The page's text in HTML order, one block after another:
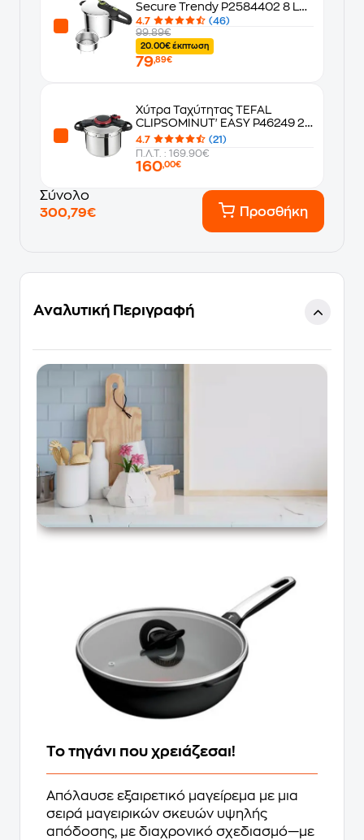
Secure Trendy P2584402 8 L
Inox
4.7
(46)
99.89€
20.00€ έκπτωση
79,89€
Χύτρα Ταχύτητας TEFAL
CLIPSOMINUT' EASY P46249 24
cm 9 L Inox
4.7
(21)
Π.Λ.Τ. : 169.90€
160,00€
Σύνολο
300,79€
Προσθήκη
Αναλυτική Περιγραφή
Το τηγάνι που χρειάζεσαι!
Απόλαυσε εξαιρετικό μαγείρεμα με μια
σειρά μαγειρικών σκευών υψηλής
απόδοσης, με διαχρονικό σχεδιασμό—με